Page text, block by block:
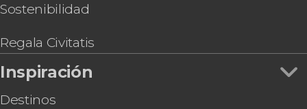
Sostenibilidad
Regala Civitatis
Inspiración
Destinos